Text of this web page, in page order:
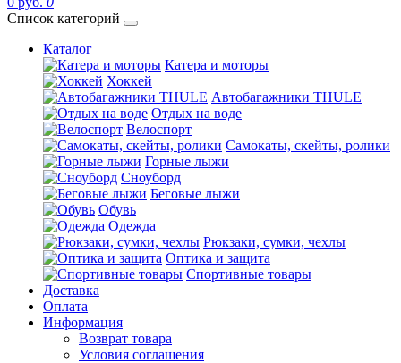
Список категорий
Каталог
Катера и моторы
Хоккей
Автобагажники THULE
Отдых на воде
Велоспорт
Самокаты, скейты, ролики
Горные лыжи
Сноуборд
Беговые лыжи
Обувь
Одежда
Рюкзаки, сумки, чехлы
Оптика и защита
Спортивные товары
Доставка
Оплата
Информация
Возврат товара
Условия соглашения